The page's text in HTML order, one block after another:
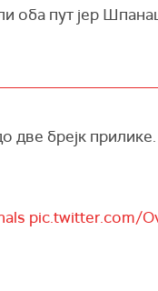
оба пут јер
брејк
pic.twitter.com/